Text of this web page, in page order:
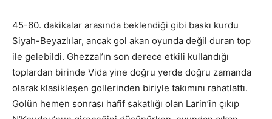
45-60. dakikalar arasında beklendiği gibi baskı kurdu
Siyah-Beyazlılar, ancak gol akan oyunda değil duran top
ile gelebildi. Ghezzal’ın son derece etkili kullandığı
toplardan birinde Vida yine doğru yerde doğru zamanda
olarak klasikleşen gollerinden biriyle takımını rahatlattı.
Golün hemen sonrası hafif sakatlığı olan Larin’in çıkıp